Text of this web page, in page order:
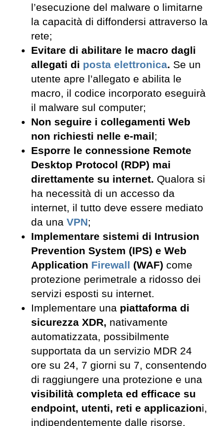
l’esecuzione del malware o limitarne
la capacità di diffondersi attraverso la
rete;
Evitare di abilitare le macro dagli
allegati di posta elettronica. Se un
utente apre l’allegato e abilita le
macro, il codice incorporato eseguirà
il malware sul computer;
Non seguire i collegamenti Web
non richiesti nelle e-mail;
Esporre le connessione Remote
Desktop Protocol (RDP) mai
direttamente su internet. Qualora si
ha necessità di un accesso da
internet, il tutto deve essere mediato
da una VPN;
Implementare sistemi di Intrusion
Prevention System (IPS) e Web
Application Firewall (WAF) come
protezione perimetrale a ridosso dei
servizi esposti su internet.
Implementare una piattaforma di
sicurezza XDR, nativamente
automatizzata, possibilmente
supportata da un servizio MDR 24
ore su 24, 7 giorni su 7, consentendo
di raggiungere una protezione e una
visibilità completa ed efficace su
endpoint, utenti, reti e applicazioni,
indipendentemente dalle risorse,